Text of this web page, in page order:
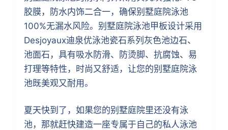
胶膜，防水内饰二合一，确保别墅庭院泳池
100%无漏水风险。别墅庭院泳池甲板设计采用
Desjoyaux迪泉优泳池瓷石系列灰色池边石、
池面石，具有吸水防滑、防烫脚、抗腐蚀、易
打理等特性，时尚又舒适，让您的别墅庭院泳
池既美观又耐用。
夏天快到了，如果您的别墅庭院里还没有泳
池，那就赶快建造一座专属于自己的私人泳池